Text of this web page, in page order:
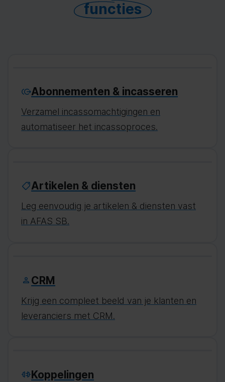
functies
Abonnementen & incasseren
Verzamel incassomachtigingen en
automatiseer het incassoproces.
Artikelen & diensten
Leg eenvoudig je artikelen & diensten vast
in AFAS SB.
CRM
Krijg een compleet beeld van je klanten en
leveranciers met CRM.
Koppelingen